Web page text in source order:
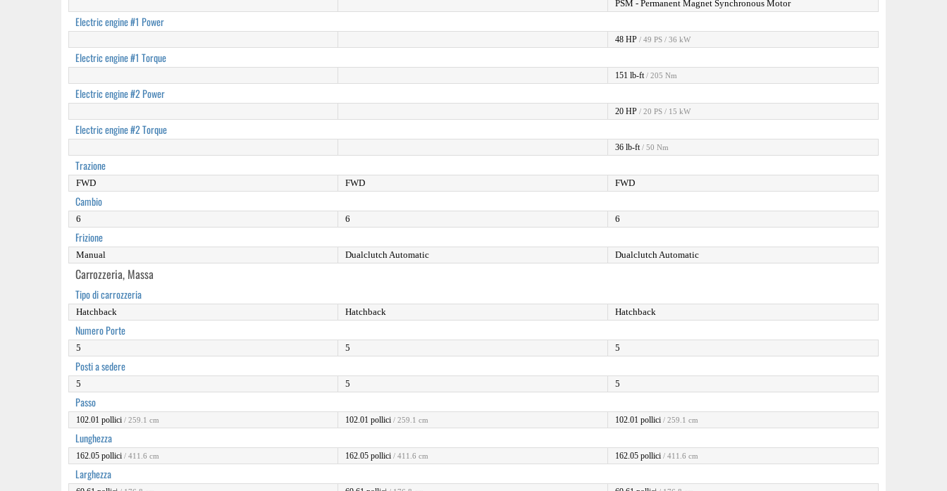
PSM - Permanent Magnet Synchronous Motor
Electric engine #1 Power
48 HP / 49 PS / 36 kW
Electric engine #1 Torque
151 lb-ft / 205 Nm
Electric engine #2 Power
20 HP / 20 PS / 15 kW
Electric engine #2 Torque
36 lb-ft / 50 Nm
Trazione
FWD FWD FWD
Cambio
6 6 6
Frizione
Manual Dualclutch Automatic Dualclutch Automatic
Carrozzeria, Massa
Tipo di carrozzeria
Hatchback Hatchback Hatchback
Numero Porte
5 5 5
Posti a sedere
5 5 5
Passo
102.01 pollici / 259.1 cm 102.01 pollici / 259.1 cm 102.01 pollici / 259.1 cm
Lunghezza
162.05 pollici / 411.6 cm 162.05 pollici / 411.6 cm 162.05 pollici / 411.6 cm
Larghezza